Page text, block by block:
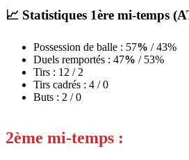
📈 Statistiques 1ère mi-temps
Possession de balle : 57% / 43%
Duels remportés : 47% / 53%
Tirs : 12 / 2
Tirs cadrés : 4 / 0
Buts : 2 / 0
2ème mi-temps :